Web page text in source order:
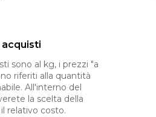
sono al kg, i prezzi "a
riferiti alla quantità
All'interno del
la scelta della
relativo costo.